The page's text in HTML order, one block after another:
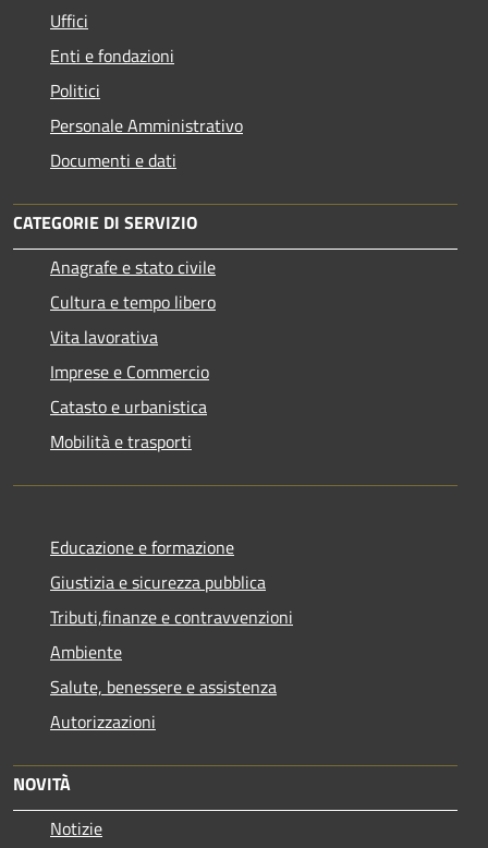
Uffici
Enti e fondazioni
Politici
Personale Amministrativo
Documenti e dati
CATEGORIE DI SERVIZIO
Anagrafe e stato civile
Cultura e tempo libero
Vita lavorativa
Imprese e Commercio
Catasto e urbanistica
Mobilità e trasporti
Educazione e formazione
Giustizia e sicurezza pubblica
Tributi,finanze e contravvenzioni
Ambiente
Salute, benessere e assistenza
Autorizzazioni
NOVITÀ
Notizie